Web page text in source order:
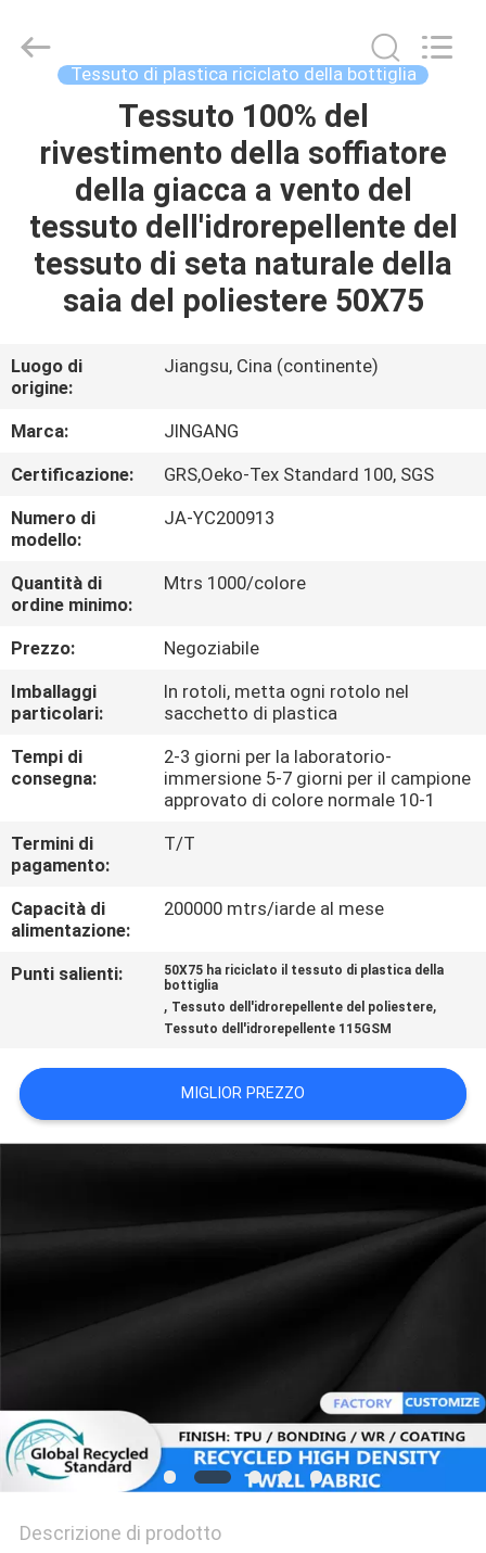
PRODOTTI
CIRCA
GIRO
DELLA
FABBRICA
CONTROLLO
DI
QUALITÀ
CONTATTICI
NOTIZIE
CASI
COMPANY
MAPPA
PRIVACY
POLICY
Textile
Co.,Ltd.
Tessuto di plastica riciclato della bottiglia
Tessuto 100% del
rivestimento della soffiatore
della giacca a vento del
tessuto dell'idrorepellente del
tessuto di seta naturale della
saia del poliestere 50X75
Luogo di
origine:
Jiangsu, Cina (continente)
Marca:
JINGANG
Certificazione:
GRS,Oeko-Tex Standard 100, SGS
Numero di
modello:
JA-YC200913
Quantità di
ordine minimo:
Mtrs 1000/colore
Prezzo:
Negoziabile
Imballaggi
particolari:
In rotoli, metta ogni rotolo nel
sacchetto di plastica
Tempi di
consegna:
2-3 giorni per la laboratorio-
immersione 5-7 giorni per il campione
approvato di colore normale 10-1
Termini di
pagamento:
T/T
Capacità di
alimentazione:
200000 mtrs/iarde al mese
Punti salienti:
50X75 ha riciclato il tessuto di plastica della
bottiglia
, Tessuto dell'idrorepellente del poliestere,
Tessuto dell'idrorepellente 115GSM
MIGLIOR PREZZO
Descrizione di prodotto